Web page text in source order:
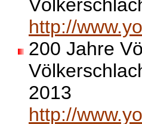
http://
200 Jahre
2013
http://